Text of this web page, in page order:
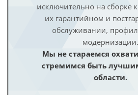
исключительно на сборке
их гарантийном и
обслуживании,
модернизации.
Мы не стараемся
стремимся быть
области.